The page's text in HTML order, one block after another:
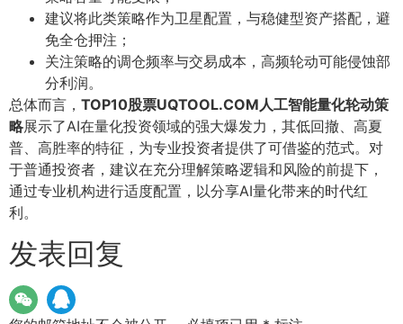
建议将此类策略作为卫星配置，与稳健型资产搭配，避
免全仓押注；
关注策略的调仓频率与交易成本，高频轮动可能侵蚀部
分利润。
总体而言， TOP10股票UQTOOL.COM人工智能量化轮动策
略展示了AI在量化投资领域的强大爆发力，其低回撤、高夏
普、高胜率的特征，为专业投资者提供了可借鉴的范式。对
于普通投资者，建议在充分理解策略逻辑和风险的前提下，
通过专业机构进行适度配置，以分享AI量化带来的时代红
利。
发表回复